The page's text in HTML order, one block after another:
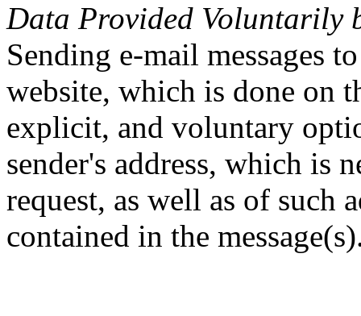
Data Provided Voluntarily
Sending e-mail messages
website, which is done on
explicit, and voluntary
sender's address, which is
request, as well as of such
contained in the